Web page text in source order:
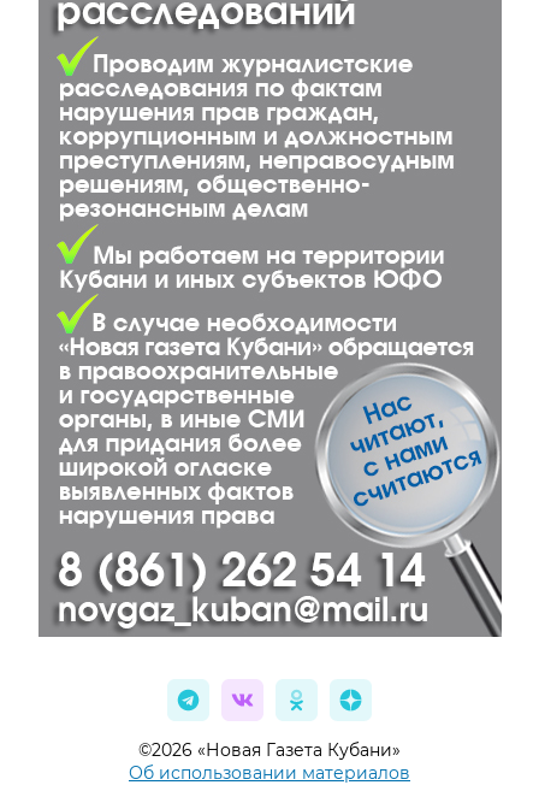
©2026 «Новая Газета Кубани»
Об использовании материалов